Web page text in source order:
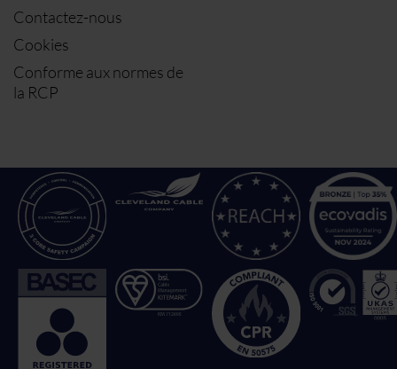
Contactez-nous
Cookies
Conforme aux normes de
la RCP